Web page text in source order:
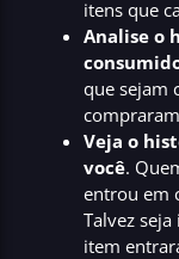
itens que
Analise o
que sejam
Veja o
você.
entrou em
Talvez
item